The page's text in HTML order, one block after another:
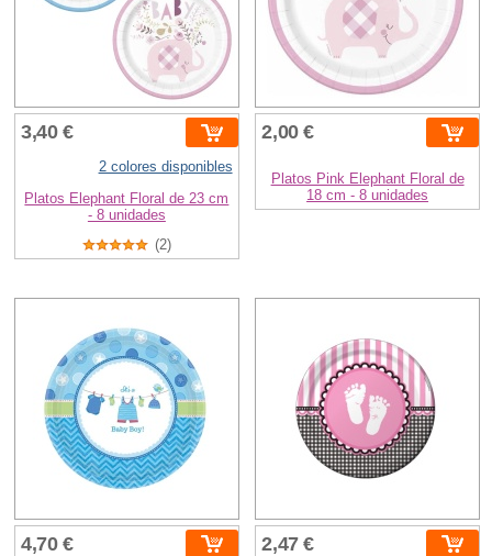
3,40 €
2 colores disponibles
Platos Elephant Floral de 23 cm
- 8 unidades
(2)
2,00 €
Platos Pink Elephant Floral de
18 cm - 8 unidades
4,70 € 2,47 €